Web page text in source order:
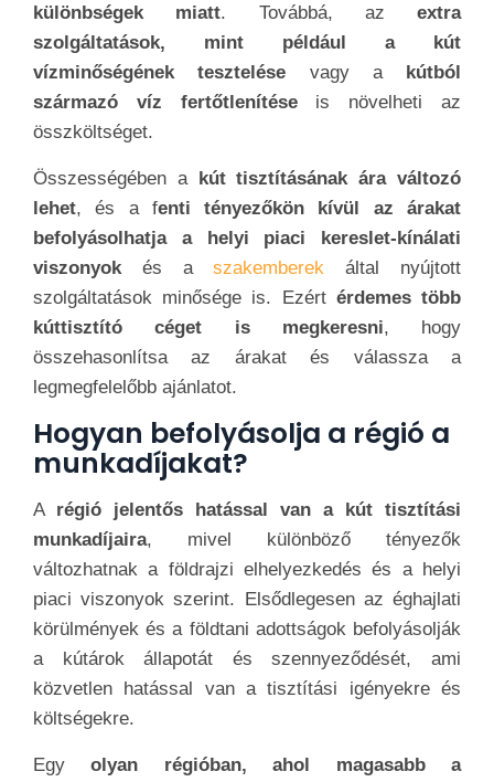
különbségek miatt. Továbbá, az extra
szolgáltatások, mint például a kút
vízminőségének tesztelése vagy akútból
származó víz fertőtlenítéseis növelheti az
összköltséget.
Összességében akút tisztításának ára változó
lehet, és a fenti tényezőkön kívül az árakat
befolyásolhatja a helyi piaci kereslet-kínálati
viszonyok és aszakemberekáltal nyújtott
szolgáltatások minősége is. Ezértérdemes több
kúttisztító céget is megkeresni, hogy
összehasonlítsa az árakat és válassza a
legmegfelelőbb ajánlatot.
Hogyan befolyásolja a régió a
munkadíjakat?
A régió jelentős hatással van a kút tisztítási
munkadíjaira, mivel különböző tényezők
változhatnak a földrajzi elhelyezkedés és a helyi
piaci viszonyok szerint. Elsődlegesen az éghajlati
körülmények és a földtani adottságok befolyásolják
a kútárok állapotát és szennyeződését, ami
közvetlen hatással van a tisztítási igényekre és
költségekre.
Egyolyan régióban, ahol magasabb a